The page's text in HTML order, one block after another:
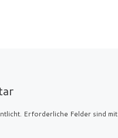
Erforderliche Felder sind mit